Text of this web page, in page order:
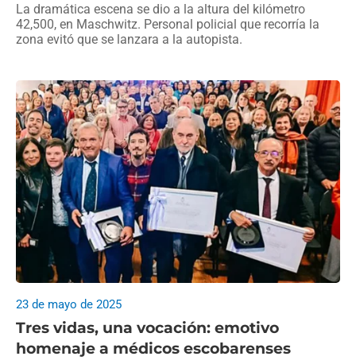
La dramática escena se dio a la altura del kilómetro
42,500, en Maschwitz. Personal policial que recorría la
zona evitó que se lanzara a la autopista.
Tres vidas, una vocación: emotivo
homenaje a médicos escobarenses
23 de mayo de 2025